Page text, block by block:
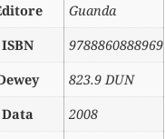
Guanda
ISBN
9788860888969
823.9 DUN
Data
2008